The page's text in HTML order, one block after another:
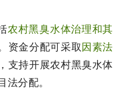
农村黑臭水体治理和其
资金分配可采取因素法
支持开展农村黑臭水体
法分配。